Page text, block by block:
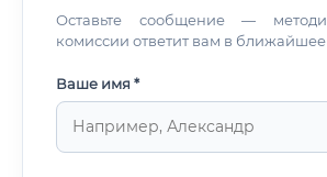
Оставьте сообщение —
комиссии ответит вам в ближайшее
Ваше имя *